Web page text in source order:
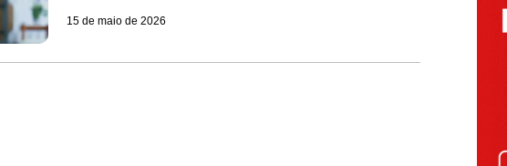
15 de maio de 2026